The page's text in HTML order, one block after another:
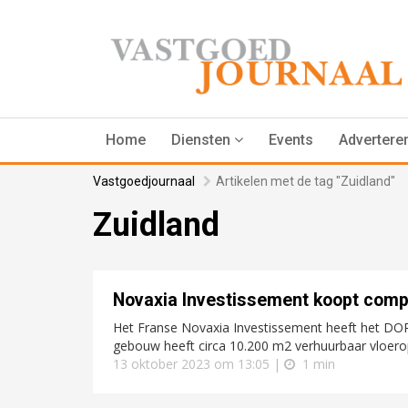
Home Diensten Events
Vastgoedjournaal Artikelen met de tag "Zuidland"
Zuidland
Novaxia Investissement koopt
Het Franse Novaxia Investissement heeft het
gebouw heeft circa 10.200 m2 verhuurbaar
13 oktober 2023 om 13:05 |
1 min